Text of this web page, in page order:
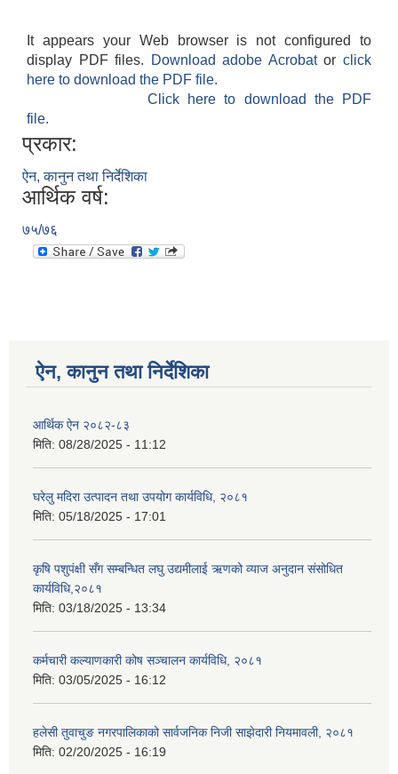
It appears your Web browser is not configured to
display PDF files.
Download adobe Acrobatorclick
here to download the PDF file.
Click here to download the PDF
file.
प्रकार:
ऐन, कानुन तथा निर्देशिका
आर्थिक वर्ष:
७५/७६
ऐन, कानुन तथा निर्देशिका
आर्थिक ऐन २०८२-८३
मिति: 08/28/2025 - 11:12
घरेलु मदिरा उत्पादन तथा उपयोग कार्यविधि, २०८१
मिति: 05/18/2025 - 17:01
कृषि पशुपंक्षी सँग सम्बन्धित लघु उद्यमीलाई ऋणको व्याज अनुदान संसोधित
कार्यविधि,२०८१
मिति: 03/18/2025 - 13:34
कर्मचारी कल्याणकारी कोष सञ्चालन कार्यविधि, २०८१
मिति: 03/05/2025 - 16:12
हलेसी तुवाचुङ नगरपालिकाको सार्वजनिक निजी साझेदारी नियमावली, २०८१
मिति: 02/20/2025 - 16:19